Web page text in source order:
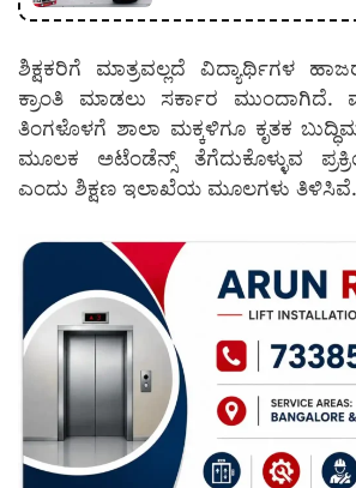
ಶಿಕ್ಷಕರಿಗೆ ಮಾತ್ರವಲ್ಲದೆ ವಿದ್ಯಾರ್ಥಿಗಳ
ಕ್ರಾಂತಿ ಮಾಡಲು ಸರ್ಕಾರ
ತಿಂಗಳೊಳಗೆ ಶಾಲಾ ಮಕ್ಕಳಿಗೂ ಕೃತಕ
ಮೂಲಕ ಅಟೆಂಡೆನ್ಸ್ ತೆಗೆದುಕೊಳ್ಳುವ
ಎಂದು ಶಿಕ್ಷಣ ಇಲಾಖೆಯ ಮೂಲಗಳು ತಿಳಿಸಿವೆ.